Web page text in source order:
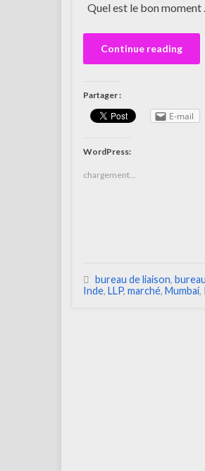
Quel est le bon moment
Continue reading
Partager :
E-mail
WordPress:
chargement…
bureau de liaison,
Inde, LLP, marché, Mumbai,